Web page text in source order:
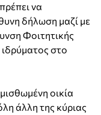
να
δήλωση μαζί με
Φοιτητικής
στο
οικία
άλλη της κύριας